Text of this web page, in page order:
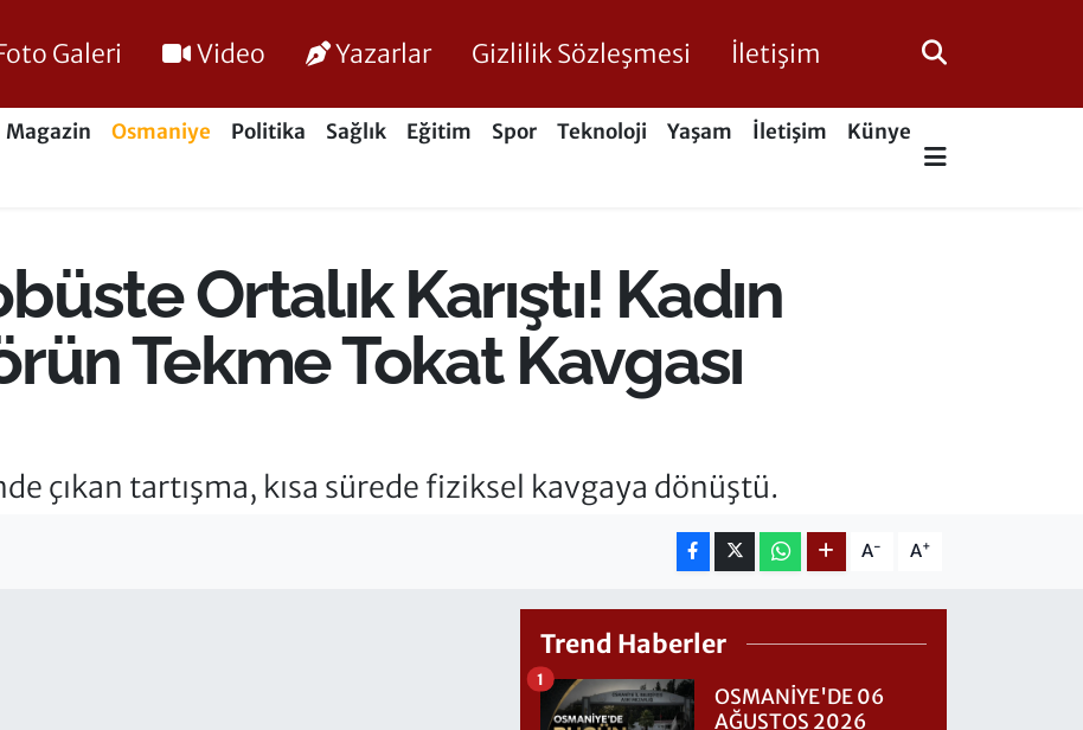
Galeri Video Yazarlar Gizlilik Sözleşmesi İletişim
Magazin Osmaniye Politika Sağlık Eğitim Spor Teknoloji Yaşam İletişim
Künye
Ortalık Karıştı! Kadın
Tekme Tokat Kavgası
çıkan tartışma, kısa sürede fiziksel kavgaya dönüştü.
A- A+
Trend Haberler
OSMANİYE'DE 06
AĞUSTOS 2026
1